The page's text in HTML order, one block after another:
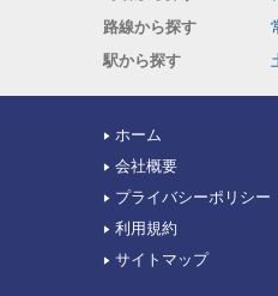
路線から探す
駅から探す
ホーム
会社概要
プライバシーポリシー
利用規約
サイトマップ